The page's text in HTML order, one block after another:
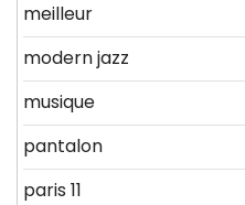
meilleur
modern jazz
musique
pantalon
paris 11